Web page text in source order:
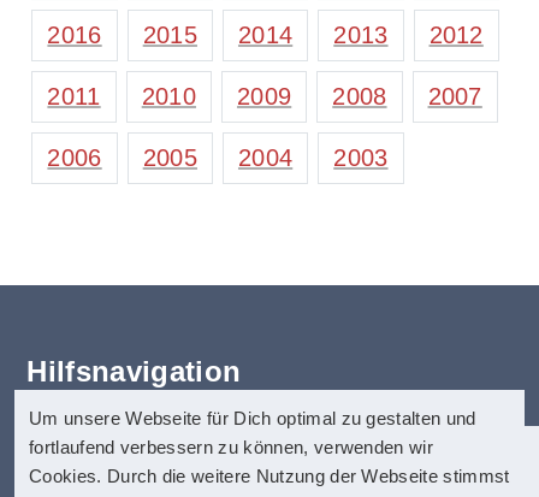
2016 2015 2014 2013 2012
2011 2010 2009 2008 2007
2006 2005 2004 2003
Hilfsnavigation
Erklärung zur Barrierefreiheit
Startseite
Kontakt
anatom5 perception marketing
Um unsere Webseite für Dich optimal zu gestalten und
fortlaufend verbessern zu können, verwenden wir
Cookies. Durch die weitere Nutzung der Webseite stimmst